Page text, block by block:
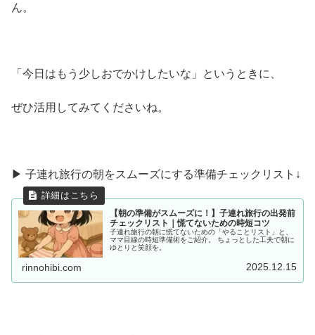
ん。
「今日はもう少しおでかけしたいな」というときに、
ぜひ活用してみてくださいね。
▶ 子連れ旅行の朝をスムーズにする準備チェックリスト↓
【朝の準備がスムーズに！】子連れ旅行の出発前
チェックリスト｜慌てないための時短コツ
子連れ旅行の朝に慌てないための「やることリスト」と、
ママ目線の時短準備術をご紹介。 ちょっとした工夫で朝に
ゆとりと笑顔を。
rinnohibi.com 2025.12.15